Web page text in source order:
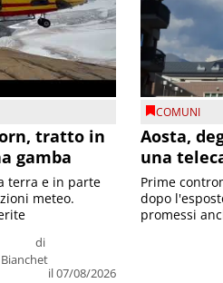
tratto in
gamba
di
il 07/08/2026
terra e in parte
meteo.
COMUNI
Aosta,
una
Prime
dopo
promessi